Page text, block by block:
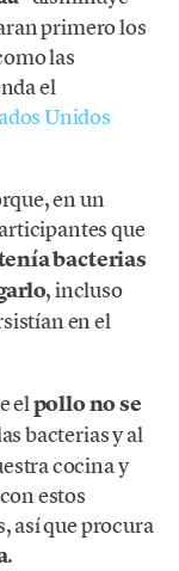
primero los
las
el
Unidos
en un
que
bacterias
, incluso
en el
elpollo no se
bacterias y al
cocina y
estos
así que procura
.